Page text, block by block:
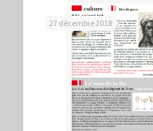
27 décembre 2018